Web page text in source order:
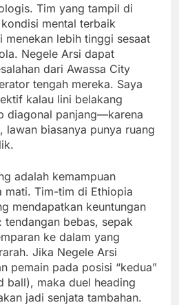
Tim yang tampil di
mental terbaik
menekan lebih tinggi sesaat
Negele Arsi dapat
dari Awassa City
tengah mereka. Saya
kalau lini belakang
diagonal panjang—karena
lawan biasanya punya ruang
adalah kemampuan
mati. Tim-tim di Ethiopia
mendapatkan keuntungan
bebas, sepak
ke dalam yang
Jika Negele Arsi
pemain pada posisi “kedua”
ball), maka duel heading
jadi senjata tambahan.